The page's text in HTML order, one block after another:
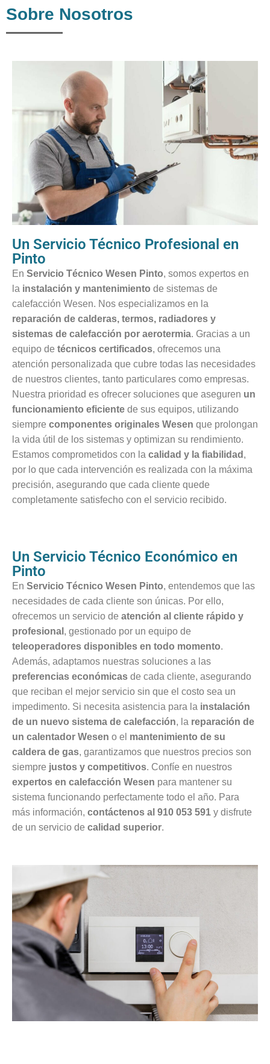
Sobre Nosotros
Un Servicio Técnico Profesional en
Pinto
En Servicio Técnico Wesen Pinto, somos expertos en
la instalación y mantenimiento de sistemas de
calefacción Wesen. Nos especializamos en la
reparación de calderas, termos, radiadores y
sistemas de calefacción por aerotermia. Gracias a un
equipo de técnicos certificados, ofrecemos una
atención personalizada que cubre todas las necesidades
de nuestros clientes, tanto particulares como empresas.
Nuestra prioridad es ofrecer soluciones que aseguren un
funcionamiento eficiente de sus equipos, utilizando
siempre componentes originales Wesen que prolongan
la vida útil de los sistemas y optimizan su rendimiento.
Estamos comprometidos con la calidad y la fiabilidad ,
por lo que cada intervención es realizada con la máxima
precisión, asegurando que cada cliente quede
completamente satisfecho con el servicio recibido.
Un Servicio Técnico Económico en
Pinto
En Servicio Técnico Wesen Pinto, entendemos que las
necesidades de cada cliente son únicas. Por ello,
ofrecemos un servicio de atención al cliente rápido y
profesional , gestionado por un equipo de
teleoperadores disponibles en todo momento.
Además, adaptamos nuestras soluciones a las
preferencias económicas de cada cliente, asegurando
que reciban el mejor servicio sin que el costo sea un
impedimento. Si necesita asistencia para la instalación
de un nuevo sistema de calefacción, la reparación de
un calentador Wesen o el mantenimiento de su
caldera de gas, garantizamos que nuestros precios son
siempre justos y competitivos. Confíe en nuestros
expertos en calefacción Wesen para mantener su
sistema funcionando perfectamente todo el año. Para
más información, contáctenos al 910 053 591 y disfrute
de un servicio de calidad superior.